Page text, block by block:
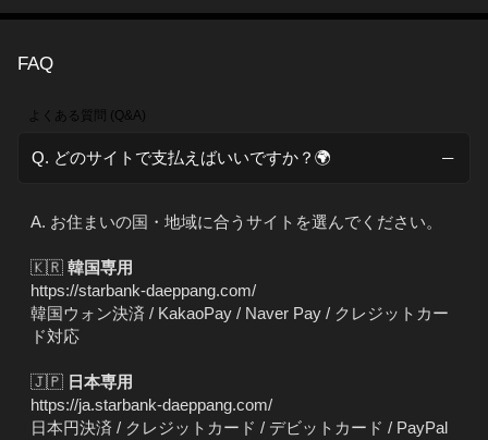
FAQ
よくある質問 (Q&A)
Q. どのサイトで支払えばいいですか？🌍
A. お住まいの国・地域に合うサイトを選んでください。
🇰🇷 韓国専用
https://starbank-daeppang.com/
韓国ウォン決済 / KakaoPay / Naver Pay / クレジットカー
ド対応
🇯🇵 日本専用
https://ja.starbank-daeppang.com/
日本円決済 / クレジットカード / デビットカード / PayPal